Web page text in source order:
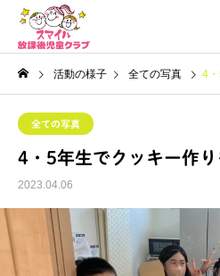
活動の様子 全ての写真 4・
全ての写真
4・5年生でクッキー作
2023.04.06